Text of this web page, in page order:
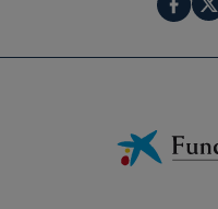
Fundación
La